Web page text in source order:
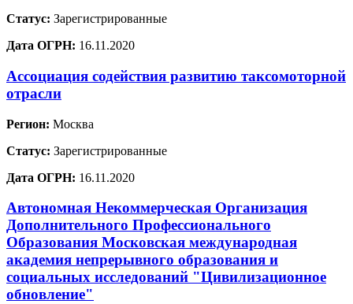
Статус: Зарегистрированные
Дата ОГРН: 16.11.2020
Ассоциация содействия развитию таксомоторной
отрасли
Регион: Москва
Статус: Зарегистрированные
Дата ОГРН: 16.11.2020
Автономная Некоммерческая Организация
Дополнительного Профессионального
Образования Московская международная
академия непрерывного образования и
социальных исследований "Цивилизационное
обновление"